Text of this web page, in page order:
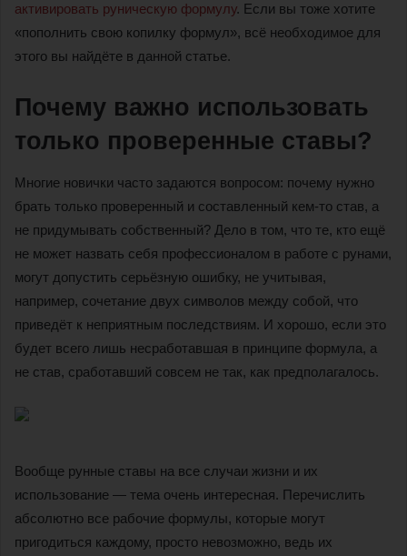
активировать руническую формулу. Если вы тоже хотите
«пополнить свою копилку формул», всё необходимое для
этого вы найдёте в данной статье.
Почему важно использовать
только проверенные ставы?
Многие новички часто задаются вопросом: почему нужно
брать только проверенный и составленный кем-то став, а
не придумывать собственный? Дело в том, что те, кто ещё
не может назвать себя профессионалом в работе с рунами,
могут допустить серьёзную ошибку, не учитывая,
например, сочетание двух символов между собой, что
приведёт к неприятным последствиям. И хорошо, если это
будет всего лишь несработавшая в принципе формула, а
не став, сработавший совсем не так, как предполагалось.
Вообще рунные ставы на все случаи жизни и их
использование — тема очень интересная. Перечислить
абсолютно все рабочие формулы, которые могут
пригодиться каждому, просто невозможно, ведь их